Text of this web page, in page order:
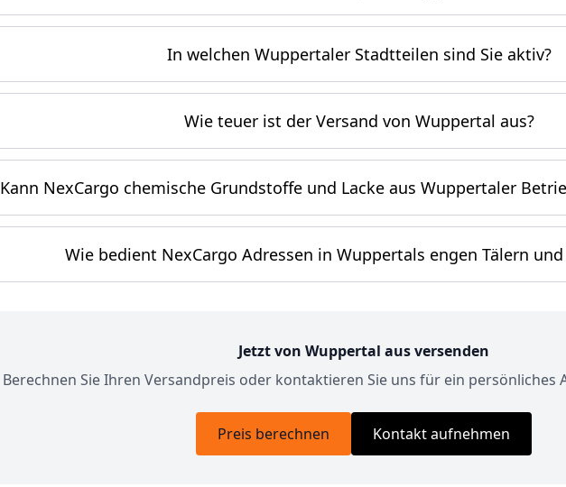
In welchen Wuppertaler Stadtteilen sind Sie aktiv?
Wie teuer ist der Versand von Wuppertal aus?
Kann NexCargo chemische Grundstoffe und Lacke aus Wuppertaler
Wie bedient NexCargo Adressen in Wuppertals engen Tälern
Jetzt von Wuppertal aus versenden
Berechnen Sie Ihren Versandpreis oder kontaktieren Sie uns für ein persönliches
Preis berechnen Kontakt aufnehmen